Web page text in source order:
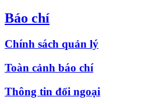
Báo chí
Chính sách quản lý
Toàn cảnh báo chí
Thông tin đối ngoại